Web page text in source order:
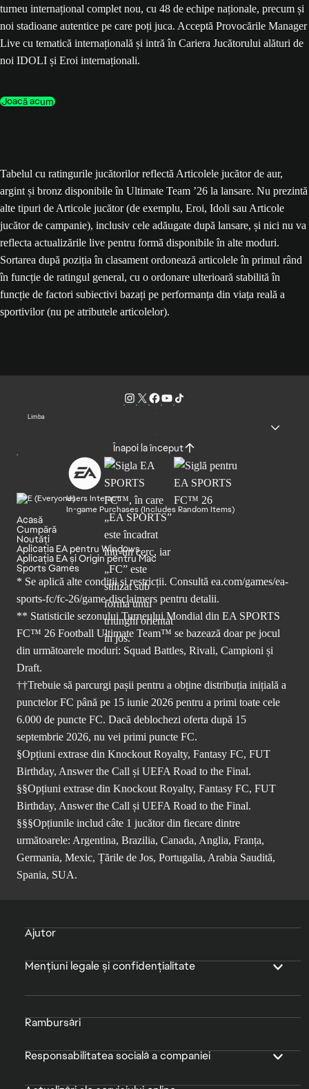
turneu internațional complet nou, cu 48 de echipe naționale, precum și
noi stadioane autentice pe care poți juca. Acceptă Provocările Manager
Live cu tematică internațională și intră în Cariera Jucătorului alături de
noi IDOLI și Eroi internaționali.
Joacă acum
Tabelul cu ratingurile jucătorilor reflectă Articolele jucător de aur,
argint și bronz disponibile în Ultimate Team ’26 la lansare. Nu prezintă
alte tipuri de Articole jucător (de exemplu, Eroi, Idoli sau Articole
jucător de campanie), inclusiv cele adăugate după lansare, și nici nu va
reflecta actualizările live pentru formă disponibile în alte moduri.
Sortarea după poziția în clasament ordonează articolele în primul rând
în funcție de ratingul general, cu o ordonare ulterioară stabilită în
funcție de factori subiectivi bazați pe performanța din viața reală a
sportivilor (nu pe atributele articolelor).
Limba
Înapoi la început
Users Interact
In-game Purchases (Includes Random Items)
Acasă
Cumpără
Noutăți
Aplicația EA pentru Windows
Aplicația EA și Origin pentru Mac
Sports Games
* Se aplică alte condiții și restricții. Consultă ea.com/games/ea-
sports-fc/fc-26/game-disclaimers pentru detalii.
** Statisticile sezonului Turneului Mondial din EA SPORTS
FC™ 26 Football Ultimate Team™ se bazează doar pe jocul
din următoarele moduri: Squad Battles, Rivali, Campioni și
Draft.
††Trebuie să parcurgi pașii pentru a obține distribuția inițială a
punctelor FC până pe 15 iunie 2026 pentru a primi toate cele
6.000 de puncte FC. Dacă deblochezi oferta după 15
septembrie 2026, nu vei primi puncte FC.
§Opțiuni extrase din Knockout Royalty, Fantasy FC, FUT
Birthday, Answer the Call și UEFA Road to the Final.
§§Opțiuni extrase din Knockout Royalty, Fantasy FC, FUT
Birthday, Answer the Call și UEFA Road to the Final.
§§§Opțiunile includ câte 1 jucător din fiecare dintre
următoarele: Argentina, Brazilia, Canada, Anglia, Franța,
Germania, Mexic, Țările de Jos, Portugalia, Arabia Saudită,
Spania, SUA.
Ajutor
Mențiuni legale și confidențialitate
Rambursări
Responsabilitatea socială a companiei